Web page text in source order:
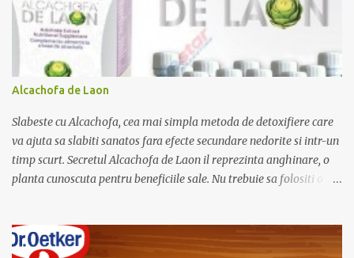
u
n
c
n
a
r
u
Alcachofa de Laon
Slabeste cu Alcachofa, cea mai simpla metoda de detoxifiere care
va ajuta sa slabiti sanatos fara efecte secundare nedorite si intr-un
timp scurt. Secretul Alcachofa de Laon il reprezinta anghinare, o
planta cunoscuta pentru beneficiile sale. Nu trebuie sa folositi o